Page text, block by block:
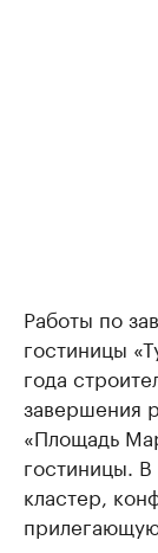
Работы по
гостиницы
года
завершения
«Площадь
гостиницы.
кластер,